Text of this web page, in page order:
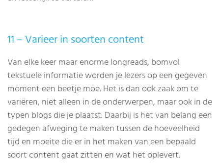
11 – Varieer in soorten content
Van elke keer maar enorme longreads, bomvol
tekstuele informatie worden je lezers op een gegeven
moment een beetje moe. Het is dan ook zaak om te
variëren, niet alleen in de onderwerpen, maar ook in de
typen blogs die je plaatst. Daarbij is het van belang een
gedegen afweging te maken tussen de hoeveelheid
tijd en moeite die er in het maken van een bepaald
soort content gaat zitten en wat het oplevert.